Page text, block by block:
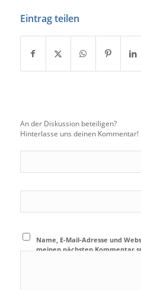
Eintrag teilen
An der Diskussion beteiligen?
Hinterlasse uns deinen Kommentar!
Name, E-Mail-Adresse und
meinen nächsten Kommentar